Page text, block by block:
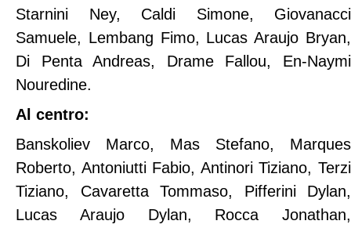
Starnini Ney, Caldi Simone, Giovanacci
Samuele, Lembang Fimo, Lucas Araujo Bryan,
Di Penta Andreas, Drame Fallou, En-Naymi
Nouredine.
Al centro:
Banskoliev Marco, Mas Stefano, Marques
Roberto, Antoniutti Fabio, Antinori Tiziano, Terzi
Tiziano, Cavaretta Tommaso, Pifferini Dylan,
Lucas Araujo Dylan, Rocca Jonathan,